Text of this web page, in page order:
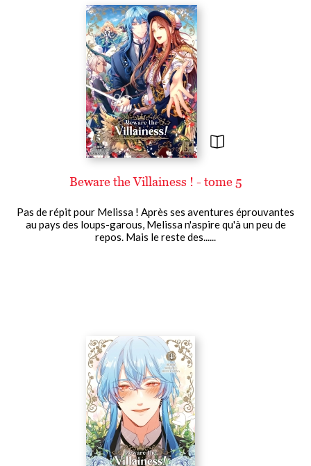
Beware the Villainess ! - tome 5
Pas de répit pour Melissa ! Après ses aventures éprouvantes
au pays des loups-garous, Melissa n'aspire qu'à un peu de
repos. Mais le reste des......